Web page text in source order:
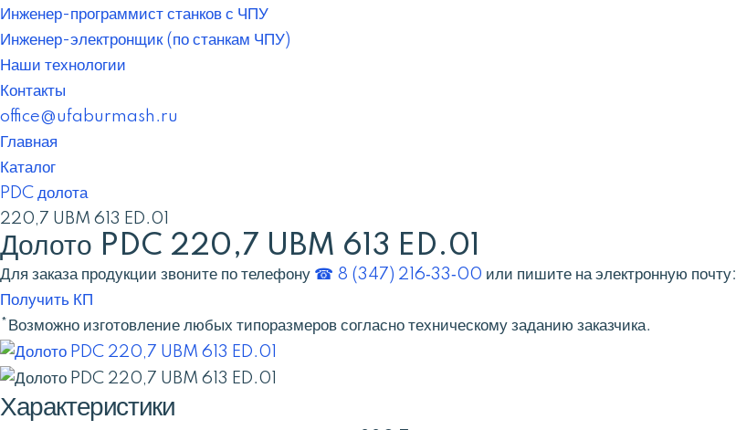
Инженер-программист станков с ЧПУ
Инженер-электронщик (по станкам ЧПУ)
Наши технологии
Контакты
office@ufaburmash.ru
Главная
Каталог
PDC долота
220,7 UBM 613 ED.01
Долото PDC 220,7 UBM 613 ED.01
Для заказа продукции звоните по телефону ☎ 8 (347) 216‑33‑00 или пишите на электронную почту:
Получить КП
*Возможно изготовление любых типоразмеров согласно техническому заданию заказчика.
Характеристики